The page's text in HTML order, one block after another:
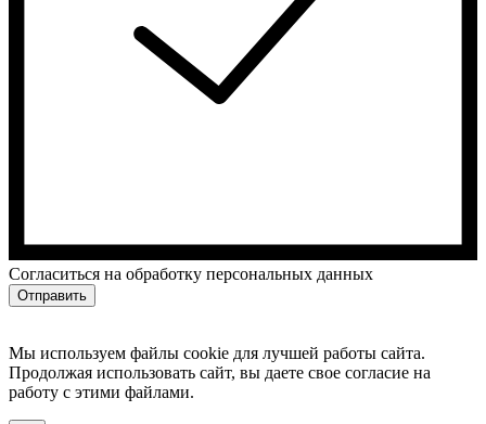
Cогласиться на обработку персональных данных
Отправить
Мы используем файлы cookie для лучшей работы сайта.
Продолжая использовать сайт, вы даете свое согласие на
работу с этими файлами.